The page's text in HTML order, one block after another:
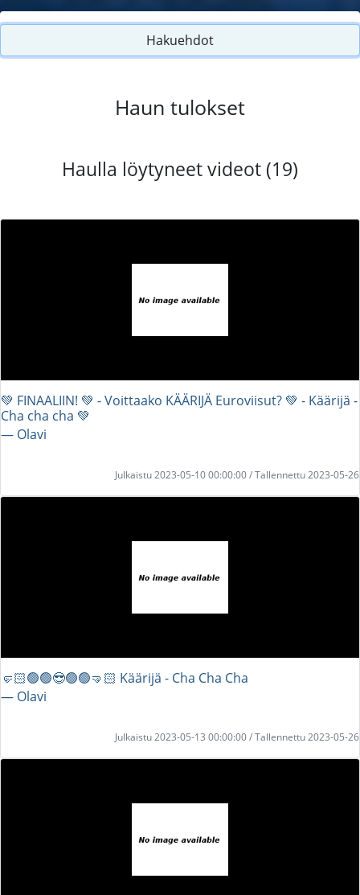
Hakuehdot
Haun tulokset
Haulla löytyneet videot (19)
💚 FINAALIIN! 💚 - Voittaako KÄÄRIJÄ Euroviisut? 💚 - Käärijä -
Cha cha cha 💚
― Olavi
Julkaistu 2023-05-10 00:00:00 / Tallennettu 2023-05-26
🤛🏻🟢🟢😎🟢🟢🤜🏻 Käärijä - Cha Cha Cha
― Olavi
Julkaistu 2023-05-13 00:00:00 / Tallennettu 2023-05-26